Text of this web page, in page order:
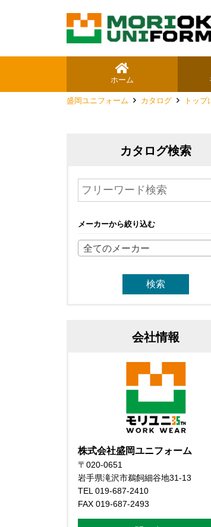
ホーム
盛岡ユニフォーム カタログ トップ
カタログ検索
メーカーから絞り込む
全てのメーカー
会社情報
株式会社盛岡ユニフォーム
〒020-0651
岩手県滝沢市鵜飼細谷地31-13
TEL 019-687-2410
FAX 019-687-2493